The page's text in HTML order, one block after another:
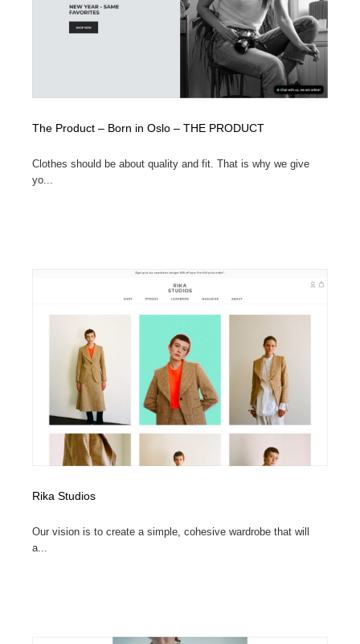
The Product – Born in Oslo – THE PRODUCT
Clothes should be about quality and fit. That is why we give
yo...
Rika Studios
Our vision is to create a simple, cohesive wardrobe that will
a...